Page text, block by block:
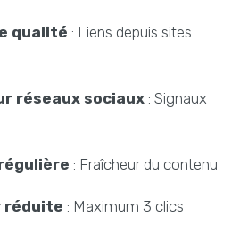
qualité : Liens depuis sites
réseaux sociaux : Signaux
: Fraîcheur du contenu
réduite : Maximum 3 clics